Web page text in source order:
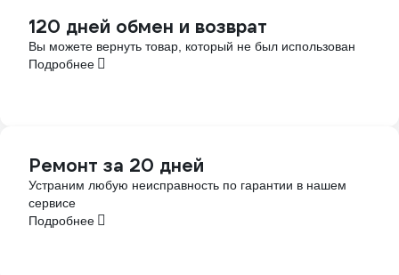
120 дней обмен и возврат
Вы можете вернуть товар, который не был использован
Подробнее
Ремонт за 20 дней
Устраним любую неисправность по гарантии в нашем
сервисе
Подробнее